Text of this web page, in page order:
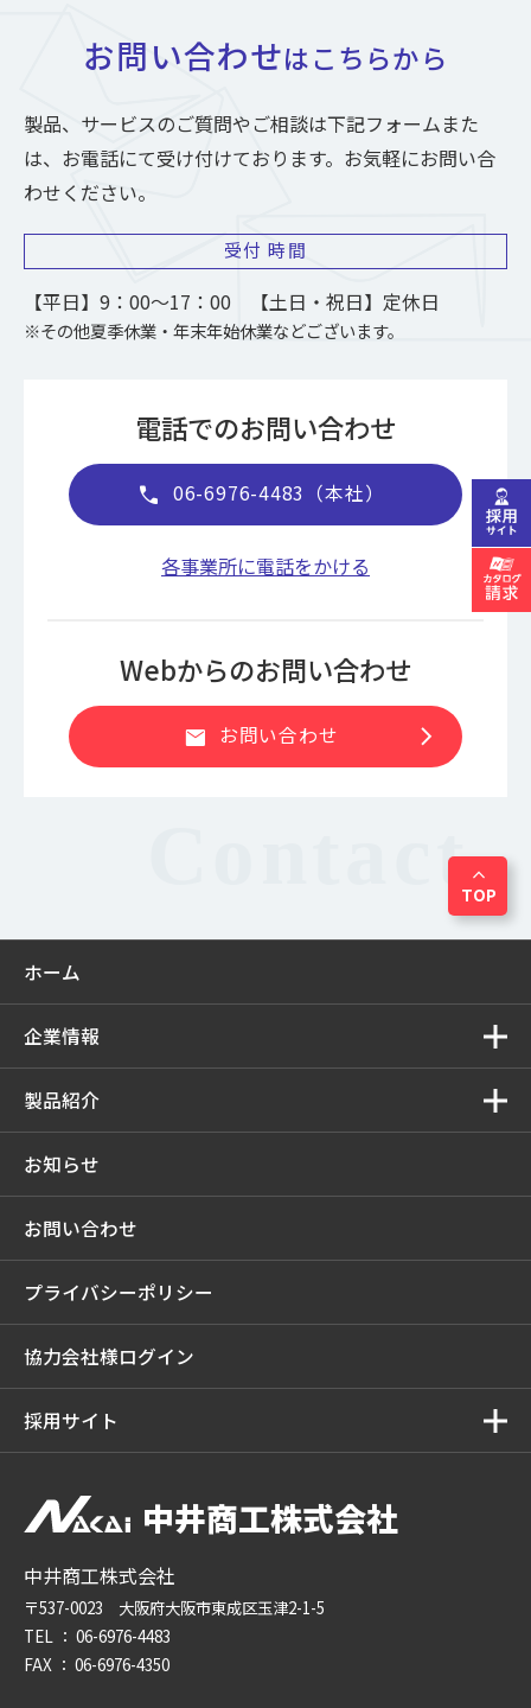
お問い合わせはこちらから
製品、サービスのご質問やご相談は下記フォームまた
は、お電話にて受け付けております。お気軽にお問い合
わせください。
受付 時間
【平日】9：00～17：00 【土日・祝日】定休日
※その他夏季休業・年末年始休業などございます。
電話でのお問い合わせ
call 06-6976-4483（本社）
各事業所に電話をかける
Webからのお問い合わせ
mail お問い合わせ chevron_right
expand_less
TOP
中井商工株式会社
中井商工株式会社
〒537-0023 大阪府大阪市東成区玉津2-1-5
TEL ： 06-6976-4483
FAX ： 06-6976-4350
ホーム
企業情報
製品紹介
お知らせ
お問い合わせ
プライバシーポリシー
協力会社様ログイン
採用サイト